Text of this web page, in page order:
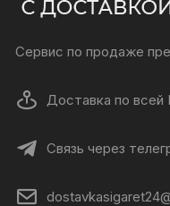
Сервис по продаже
Доставка по всей
Связь через